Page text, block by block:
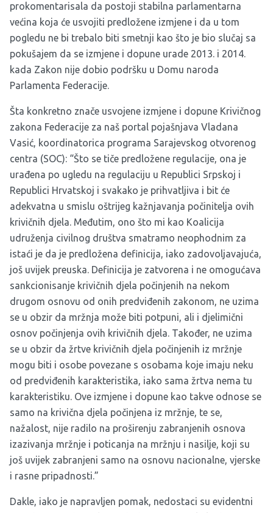
prokomentarisala da postoji stabilna parlamentarna
većina koja će usvojiti predložene izmjene i da u tom
pogledu ne bi trebalo biti smetnji kao što je bio slučaj sa
pokušajem da se izmjene i dopune urade 2013. i 2014.
kada Zakon nije dobio podršku u Domu naroda
Parlamenta Federacije.
Šta konkretno znače usvojene izmjene i dopune Krivičnog
zakona Federacije za naš portal pojašnjava Vladana
Vasić, koordinatorica programa Sarajevskog otvorenog
centra (SOC): “Što se tiče predložene regulacije, ona je
urađena po ugledu na regulaciju u Republici Srpskoj i
Republici Hrvatskoj i svakako je prihvatljiva i bit će
adekvatna u smislu oštrijeg kažnjavanja počinitelja ovih
krivičnih djela. Međutim, ono što mi kao Koalicija
udruženja civilnog društva smatramo neophodnim za
istaći je da je predložena definicija, iako zadovoljavajuća,
još uvijek preuska. Definicija je zatvorena i ne omogućava
sankcionisanje krivičnih djela počinjenih na nekom
drugom osnovu od onih predviđenih zakonom, ne uzima
se u obzir da mržnja može biti potpuni, ali i djelimični
osnov počinjenja ovih krivičnih djela. Također, ne uzima
se u obzir da žrtve krivičnih djela počinjenih iz mržnje
mogu biti i osobe povezane s osobama koje imaju neku
od predviđenih karakteristika, iako sama žrtva nema tu
karakteristiku. Ove izmjene i dopune kao takve odnose se
samo na krivična djela počinjena iz mržnje, te se,
nažalost, nije radilo na proširenju zabranjenih osnova
izazivanja mržnje i poticanja na mržnju i nasilje, koji su
još uvijek zabranjeni samo na osnovu nacionalne, vjerske
i rasne pripadnosti.”
Dakle, iako je napravljen pomak, nedostaci su evidentni